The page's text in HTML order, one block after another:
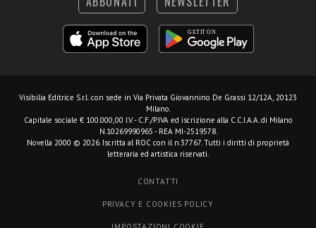
Visibilia Editrice S.r.l. con sede in Via Privata Giovannino De Grassi 12/12A, 20123
Milano.
Capitale sociale € 100.000,00 I.V. - C.F./P.IVA ed iscrizione alla C.C.I.A.A. di Milano
N.10269990965 - REA MI-2519578.
Novella 2000 © 2026. Iscritta al ROC con il n.37767. Tutti i diritti di proprietà
letteraria ed artistica riservati.
CONTATTI
PRIVACY E COOKIES POLICY